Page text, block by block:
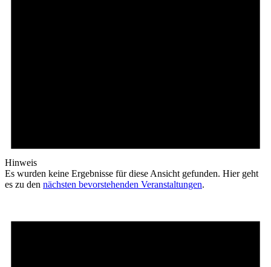
Hinweis
Es wurden keine Ergebnisse für diese Ansicht gefunden. Hier geht
es zu den nächsten bevorstehenden Veranstaltungen.